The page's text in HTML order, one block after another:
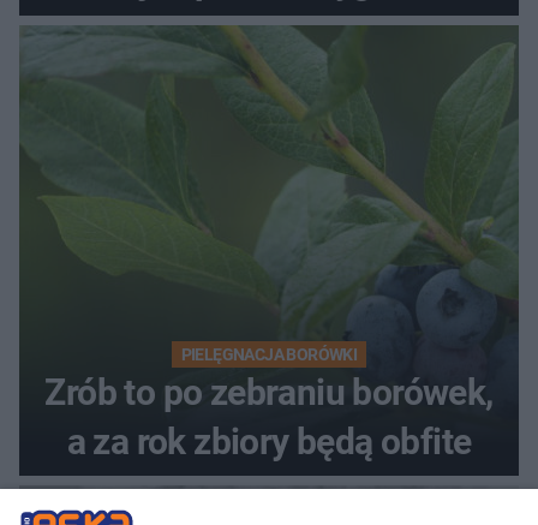
PIELĘGNACJA BORÓWKI
Zrób to po zebraniu borówek,
a za rok zbiory będą obfite